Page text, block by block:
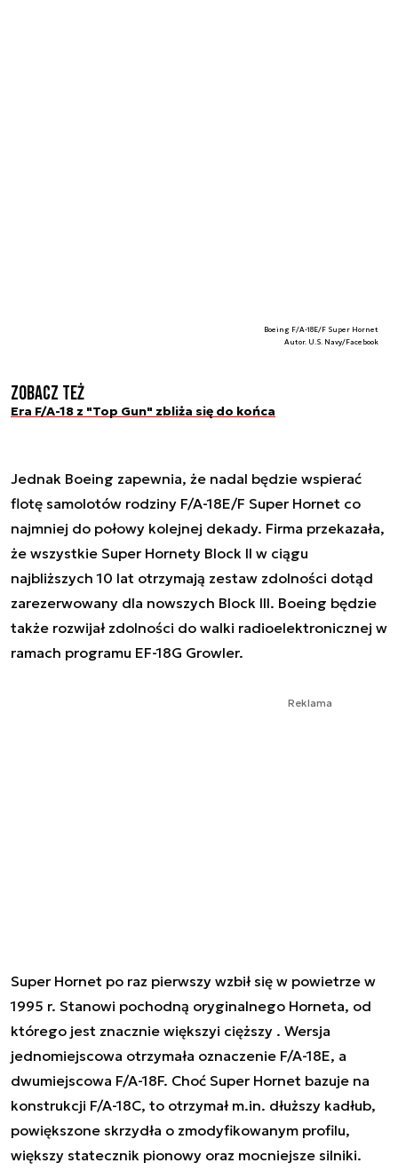
Boeing F/A-18E/F Super Hornet
Autor. U.S. Navy/Facebook
Zobacz też
Era F/A-18 z "Top Gun" zbliża się do końca
Jednak Boeing zapewnia, że nadal będzie wspierać
flotę samolotów rodziny F/A-18E/F Super Hornet co
najmniej do połowy kolejnej dekady. Firma przekazała,
że wszystkie Super Hornety Block II w ciągu
najbliższych 10 lat otrzymają zestaw zdolności dotąd
zarezerwowany dla nowszych Block III. Boeing będzie
także rozwijał zdolności do walki radioelektronicznej w
ramach programu EF-18G Growler.
Reklama
Super Hornet po raz pierwszy wzbił się w powietrze w
1995 r. Stanowi pochodną oryginalnego Horneta, od
którego jest znacznie większyi cięższy . Wersja
jednomiejscowa otrzymała oznaczenie F/A-18E, a
dwumiejscowa F/A-18F. Choć Super Hornet bazuje na
konstrukcji F/A-18C, to otrzymał m.in. dłuższy kadłub,
powiększone skrzydła o zmodyfikowanym profilu,
większy statecznik pionowy oraz mocniejsze silniki.